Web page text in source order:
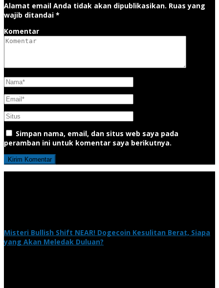
Alamat email Anda tidak akan dipublikasikan. Ruas yang
wajib ditandai *
Komentar
Simpan nama, email, dan situs web saya pada
peramban ini untuk komentar saya berikutnya.
Misteri Bullish Shift NEAR! Dogecoin Kesulitan Berat, Siapa
yang Akan Meledak Duluan?